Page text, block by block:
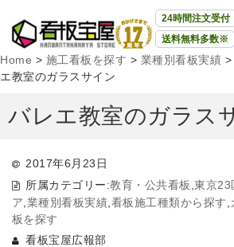
24時間注文受付
送料無料多数※
Home > 施工看板を探す > 業種別看板実績 >
エ教室のガラスサイン
バレエ教室のガラス
2017年6月23日
所属カテゴリー:教育・公共看板 ,東京23
ア 業種別看板実績 看板施工種類から探す
板を探す
看板宝屋広報部